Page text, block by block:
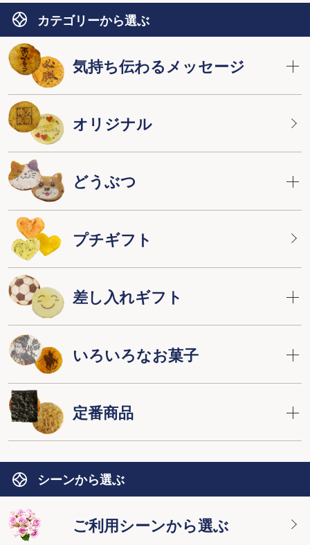
カテゴリーから選ぶ
気持ち伝わるメッセージ
オリジナル
どうぶつ
プチギフト
差し入れギフト
いろいろなお菓子
定番商品
シーンから選ぶ
ご利用シーンから選ぶ